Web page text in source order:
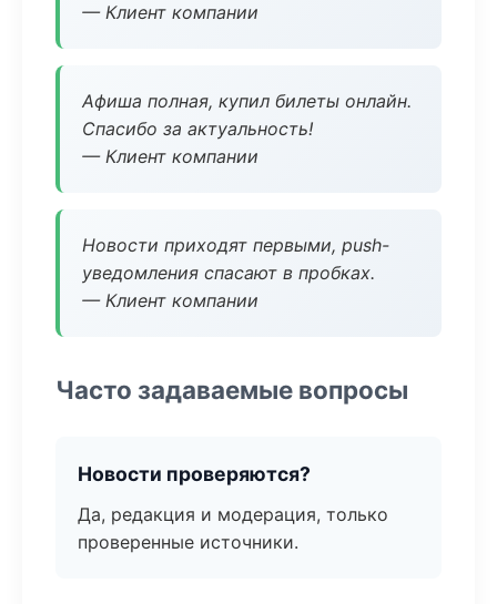
— Клиент компании
Афиша полная, купил билеты онлайн.
Спасибо за актуальность!
— Клиент компании
Новости приходят первыми, push-
уведомления спасают в пробках.
— Клиент компании
Часто задаваемые вопросы
Новости проверяются?
Да, редакция и модерация, только
проверенные источники.